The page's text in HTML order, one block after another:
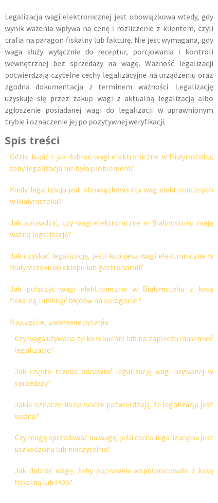
Legalizacja wagi elektronicznej jest obowiązkowa wtedy, gdy
wynik ważenia wpływa na cenę i rozliczenie z klientem, czyli
trafia na paragon fiskalny lub fakturę. Nie jest wymagana, gdy
waga służy wyłącznie do receptur, porcjowania i kontroli
wewnętrznej bez sprzedaży na wagę. Ważność legalizacji
potwierdzają czytelne cechy legalizacyjne na urządzeniu oraz
zgodna dokumentacja z terminem ważności. Legalizację
uzyskuje się przez zakup wagi z aktualną legalizacją albo
zgłoszenie posiadanej wagi do legalizacji w uprawnionym
trybie i oznaczenie jej po pozytywnej weryfikacji.
Spis treści
Gdzie kupić i jak dobrać wagi elektroniczne w Białymstoku,
żeby legalizacja nie była problemem?
Kiedy legalizacja jest obowiązkowa dla wag elektronicznych
w Białymstoku?
Jak sprawdzić, czy wagi elektroniczne w Białymstoku mają
ważną legalizację?
Jak uzyskać legalizację, jeśli kupujesz wagi elektroniczne w
Białymstoku do sklepu lub gastronomii?
Jak połączyć wagi elektroniczne w Białymstoku z kasą
fiskalną i uniknąć błędów na paragonie?
Najczęściej zadawane pytania
Czy waga używana tylko w kuchni lub na zapleczu musi mieć
legalizację?
Jak często trzeba odnawiać legalizację wagi używanej w
sprzedaży?
Jakie oznaczenia na wadze potwierdzają, że legalizacja jest
ważna?
Czy mogę sprzedawać na wagę, jeśli cecha legalizacyjna jest
uszkodzona lub nieczytelna?
Jak dobrać wagę, żeby poprawnie współpracowała z kasą
fiskalną lub POS?